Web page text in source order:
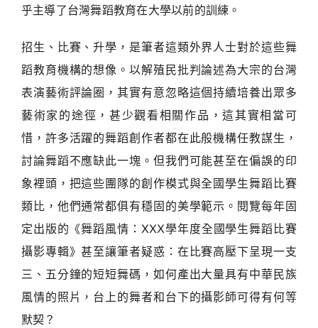
乎主導了台灣舞蹈教育在大學以前的訓練。
招生、比賽、升學，是筆者這類外界人士對於這些舞
蹈教育機構的想像。以解殖民批判論述為大宗的台灣
表演藝術評論圈，其實有意忽略這個持續培養出眾多
藝術家的途徑，甚少觀看相關作品，這其實相當可
惜，許多活躍的舞蹈創作者都在此般機構任教謀生，
討論舞蹈不應缺此一塊。但我們可能甚至在偏誤的印
象裡頭，把這些團隊的創作模式與全國學生舞蹈比賽
類比，他們通常都俱有穩固的美學範示。閱覽每年固
定出版的《舞蹈風情：XXX學年度全國學生舞蹈比賽
攝影專輯》甚至讓筆者疑惑：在比賽高壓下呈現一支
三、五分鐘的短短舞碼，如何產出大量具有中華民族
風情的照片，台上的舞者和台下的攝影師可得有何等
默契？